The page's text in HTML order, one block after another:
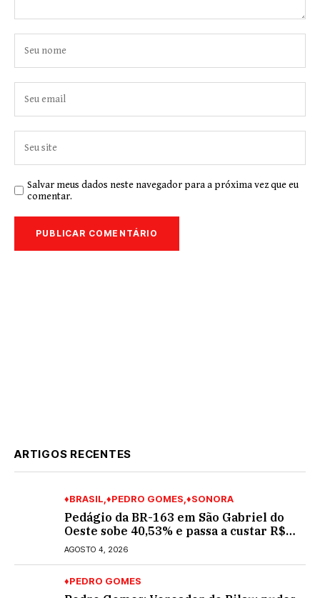
Salvar meus dados neste navegador para a próxima vez que eu
comentar.
ARTIGOS RECENTES
♦BRASIL ♦PEDRO GOMES ♦SONORA
Pedágio da BR-163 em São Gabriel do
Oeste sobe 40,53% e passa a custar R$
10,70 a partir desta quarta-feira
AGOSTO 4, 2026
♦PEDRO GOMES